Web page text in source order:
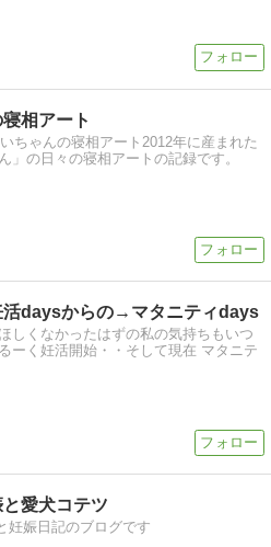
相アート
ちゃんの寝相アート2012年に産まれた
」の日々の寝相アートの記録です。
活daysからの→マタニティdays
しくなかったはずの私の気持ちもいつ
ーく妊活開始・・そして現在 マタニテ
愛犬コテツ
妊娠日記のブログです